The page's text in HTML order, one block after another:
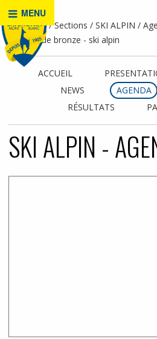
MENU
Accueil Sections SKI ALPIN
Coupe de bronze - ski alpin
ACCUEIL
NEWS
AGENDA
RÉSULTATS
SKI ALPIN -